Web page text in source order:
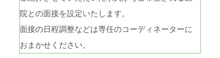
院との面接を設定いたします。
面接の日程調整などは専任のコーディネーターに
おまかせください。